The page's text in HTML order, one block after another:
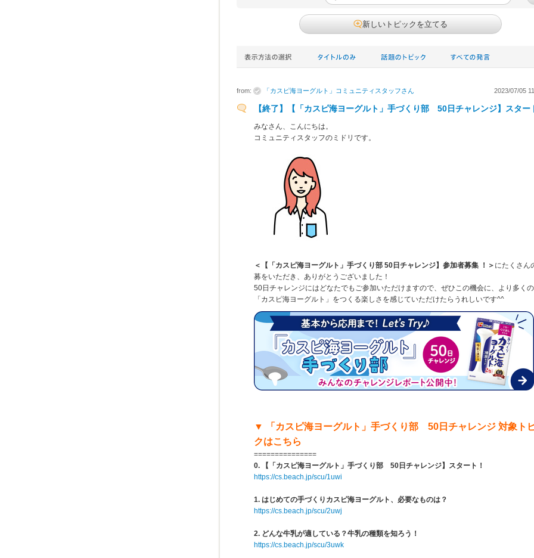
新しいトピックを立てる
from: 「カスピ海ヨーグルト」コミュニティスタッフさん 2023/07/05
【終了】【「カスピ海ヨーグルト」手づくり部 50日チャレンジ】スター
みなさん、こんにちは。
コミュニティスタッフのミドリです。
＜【「カスピ海ヨーグルト」手づくり部 50日チャレンジ】参加者募集 ！＞ にたくさん
募をいただき、ありがとうございました！
50日チャレンジにはどなたでもご参加いただけますので、ぜひこの機会に、より多く
「カスピ海ヨーグルト」をつくる楽しさを感じていただけたらうれしいです^^
▼ 「カスピ海ヨーグルト」手づくり部 50日チャレンジ 対象ト
クはこちら
===============
0. 【「カスピ海ヨーグルト」手づくり部 50日チャレンジ】スタート！
https://cs.beach.jp/scu/1uwi
1. はじめての手づくりカスピ海ヨーグルト、必要なものは？
https://cs.beach.jp/scu/2uwj
2. どんな牛乳が適している？牛乳の種類を知ろう！
https://cs.beach.jp/scu/3uwk